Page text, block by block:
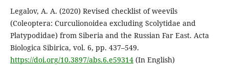
Legalov, A. A. (2020) Revised checklist of weevils
(Coleoptera: Curculionoidea excluding Scolytidae and
Platypodidae) from Siberia and the Russian Far East. Acta
Biologica Sibirica, vol. 6, pp. 437–549.
https://doi.org/10.3897/abs.6.e59314(In English)